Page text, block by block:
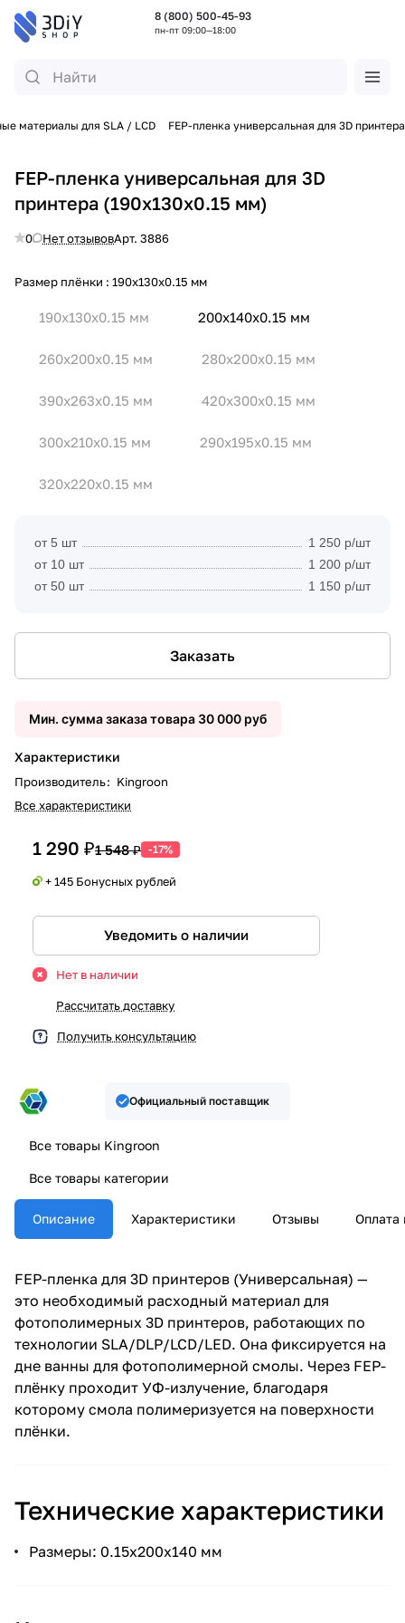
8 (800) 500-45-93
пн-пт 09:00—18:00
материалы для SLA / LCD FEP-пленка универсальная для 3D принтера
FEP-пленка универсальная для 3D
принтера (190х130х0.15 мм)
0 Нет отзывовАрт. 3886
Размер плёнки : 190x130x0.15 мм
190x130x0.15 мм 200x140x0.15 мм
260x200x0.15 мм 280x200x0.15 мм
390x263x0.15 мм 420x300x0.15 мм
300x210x0.15 мм 290x195x0.15 мм
320x220x0.15 мм
от 5 шт
1 250 р/шт
от 10 шт
1 200 р/шт
от 50 шт
1 150 р/шт
Заказать
Мин. сумма заказа товара 30 000 руб
Характеристики
Производитель: Kingroon
Все характеристики
1 290 ₽1 548 ₽ -17%
+ 145 Бонусных рублей
Уведомить о наличии
Нет в наличии
Рассчитать доставку
Получить консультацию
Официальный поставщик
Все товары Kingroon
Все товары категории
Описание Характеристики Отзывы Оплата
FEP-пленка для 3D принтеров (Универсальная) —
это необходимый расходный материал для
фотополимерных 3D принтеров, работающих по
технологии SLA/DLP/LCD/LED. Она фиксируется на
дне ванны для фотополимерной смолы. Через FEP-
плёнку проходит УФ-излучение, благодаря
которому смола полимеризуется на поверхности
плёнки.
Технические характеристики
Размеры: 0.15х200х140 мм